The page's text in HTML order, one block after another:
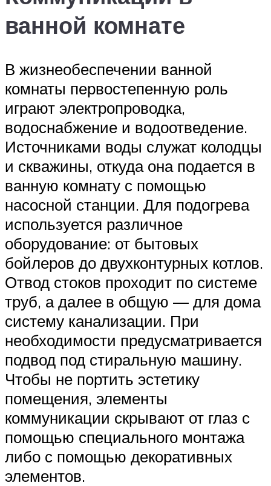
ванной комнате
В жизнеобеспечении ванной
комнаты первостепенную роль
играют электропроводка,
водоснабжение и водоотведение.
Источниками воды служат колодцы
и скважины, откуда она подается в
ванную комнату с помощью
насосной станции. Для подогрева
используется различное
оборудование: от бытовых
бойлеров до двухконтурных котлов.
Отвод стоков проходит по системе
труб, а далее в общую — для дома
систему канализации. При
необходимости предусматривается
подвод под стиральную машину.
Чтобы не портить эстетику
помещения, элементы
коммуникации скрывают от глаз с
помощью специального монтажа
либо с помощью декоративных
элементов.